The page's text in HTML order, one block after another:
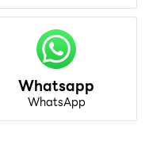
Whatsapp
WhatsApp